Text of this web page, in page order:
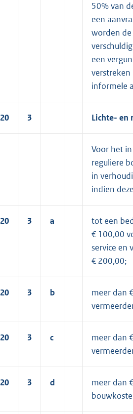
50% van
een
worden de
een
informele
20 3 Lichte- en
Voor het
reguliere
in
indien
20 3 a
tot een
€ 100,00
service en
€ 200,00;
20 3 b
meer dan
20 3 c
meer dan
20 3 d
meer dan